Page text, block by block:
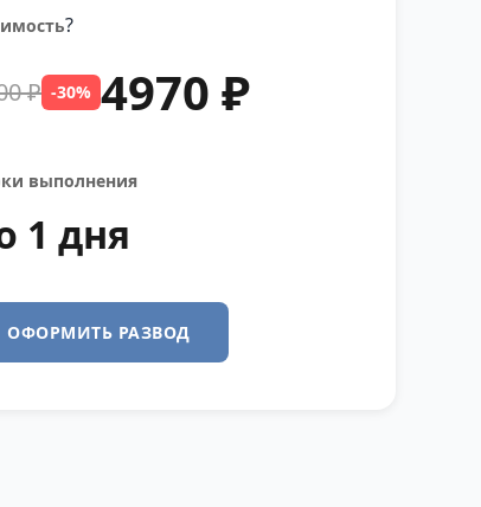
?
₽ -30% 4970 ₽
выполнения
1 дня
ОФОРМИТЬ РАЗВОД